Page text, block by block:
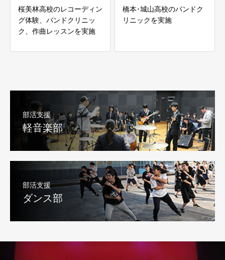
桜美林高校のレコーディン
グ体験、バンドクリニッ
ク、作曲レッスンを実施
橋本･城山高校のバンドク
リニックを実施
部活支援
軽音楽部
部活支援
ダンス部